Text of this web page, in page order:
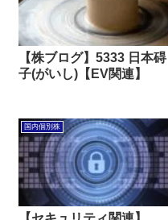
【株ブログ】5333 日本碍
子(がいし)【EV関連】
国内個別株